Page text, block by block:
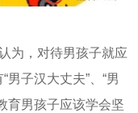
为，对待男孩子就应
子汉大丈夫”、“男
育男孩子应该学会坚